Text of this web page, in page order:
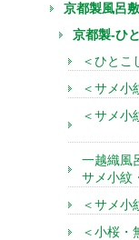
京都製風呂敷
京都製-ひ
＜ひとこ
＜サメ
＜サメ小
一越織風
サメ小紋
＜サメ小
＜小桜・